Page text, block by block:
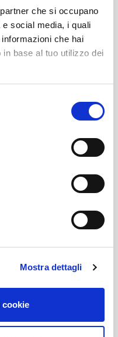
che si occupano
social media, i quali
che hai
base al tuo utilizzo dei
Mostra dettagli
di-
0px; padding:
outline: 0px;
decoration-line:
ease-
X 1SIDE
pustych butelek
palet